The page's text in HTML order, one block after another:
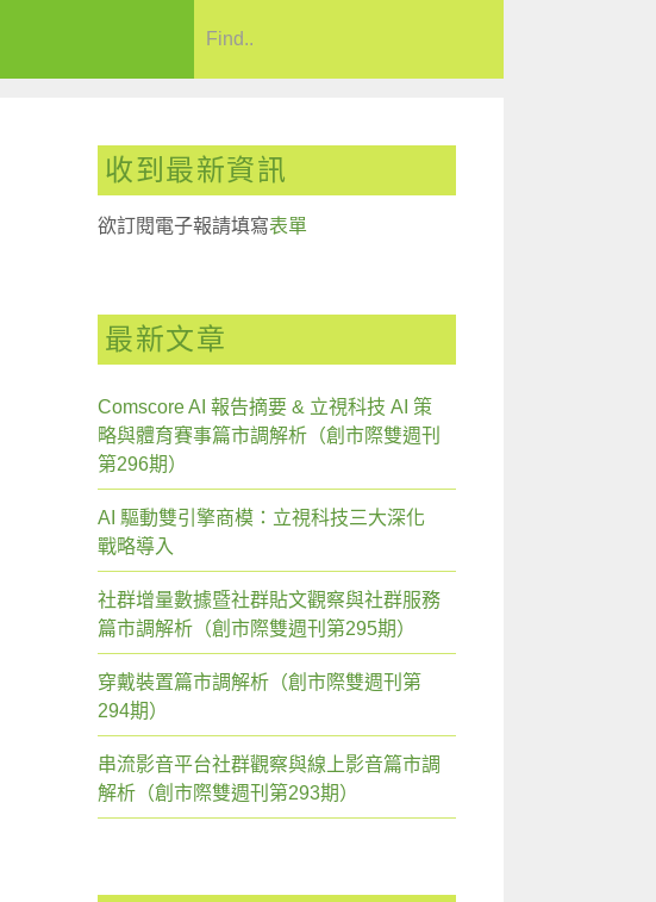
收到最新資訊
欲訂閱電子報請填寫表單
最新文章
Comscore AI 報告摘要 & 立視科技 AI 策
略與體育賽事篇市調解析（創市際雙週刊
第296期）
AI 驅動雙引擎商模：立視科技三大深化
戰略導入
社群增量數據暨社群貼文觀察與社群服務
篇市調解析（創市際雙週刊第295期）
穿戴裝置篇市調解析（創市際雙週刊第
294期）
串流影音平台社群觀察與線上影音篇市調
解析（創市際雙週刊第293期）